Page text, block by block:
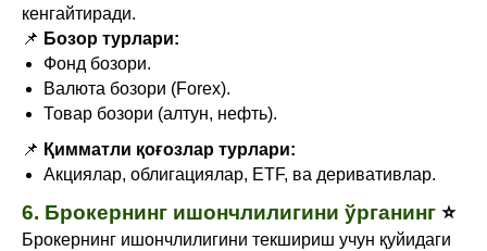
кенгайтиради.
📌 Бозор турлари:
Фонд бозори.
Валюта бозори (Forex).
Товар бозори (алтун, нефть).
📌 Қимматли қоғозлар турлари:
Акциялар, облигациялар, ETF, ва деривативлар.
6. Брокернинг ишончлилигини ўрганинг ⭐
Брокернинг ишончлилигини текшириш учун қуйидаги